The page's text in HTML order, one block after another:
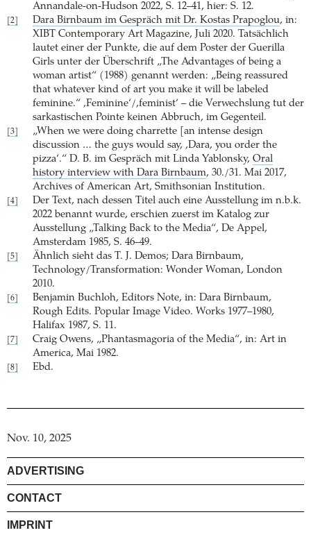
Annandale-on-Hudson 2022, S. 12–41, hier: S. 12.
[2] Dara Birnbaum im Gespräch mit Dr. Kostas Prapoglou, in:
XIBT Contemporary Art Magazine, Juli 2020. Tatsächlich
lautet einer der Punkte, die auf dem Poster der Guerilla
Girls unter der Überschrift „The Advantages of being a
woman artist“ (1988) genannt werden: „Being reassured
that whatever kind of art you make it will be labeled
feminine.“ ‚Feminine‘/,feminist‘ – die Verwechslung tut der
sarkastischen Pointe keinen Abbruch, im Gegenteil.
[3]
„When we were doing charrette [an intense design
discussion … the guys would say, ,Dara, you order the
pizza‘.“ D. B. im Gespräch mit Linda Yablonsky, Oral
history interview with Dara Birnbaum, 30./31. Mai 2017,
Archives of American Art, Smithsonian Institution.
[4]
Der Text, nach dessen Titel auch eine Ausstellung im n.b.k.
2022 benannt wurde, erschien zuerst im Katalog zur
Ausstellung „Talking Back to the Media“, De Appel,
Amsterdam 1985, S. 46–49.
[5]
Ähnlich sieht das T. J. Demos; Dara Birnbaum,
Technology/Transformation: Wonder Woman, London
2010.
[6]
Benjamin Buchloh, Editors Note, in: Dara Birnbaum,
Rough Edits. Popular Image Video. Works 1977–1980,
Halifax 1987, S. 11.
[7]
Craig Owens, „Phantasmagoria of the Media“, in: Art in
America, Mai 1982.
[8] Ebd.
Nov. 10, 2025
ADVERTISING
CONTACT
IMPRINT